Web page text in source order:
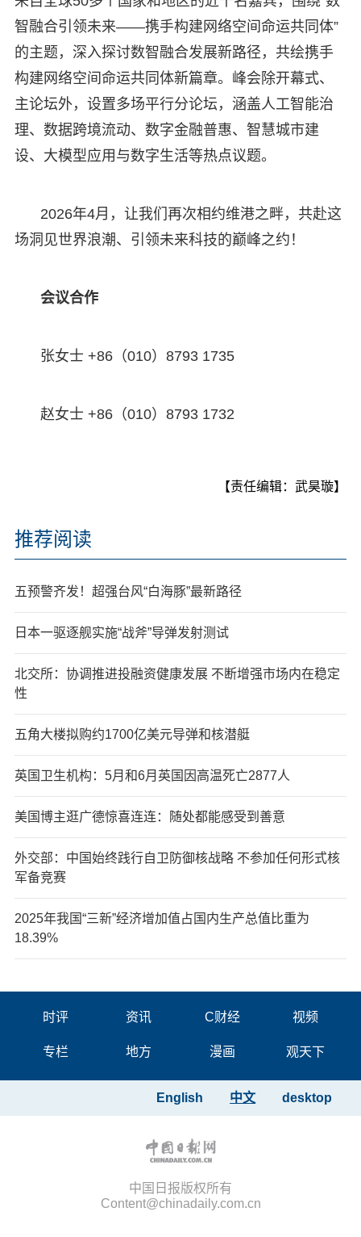
智融合引领未来——携手构建网络空间命运共同体”
的主题，深入探讨数智融合发展新路径，共绘携手
构建网络空间命运共同体新篇章。峰会除开幕式、
主论坛外，设置多场平行分论坛，涵盖人工智能治
理、数据跨境流动、数字金融普惠、智慧城市建
设、大模型应用与数字生活等热点议题。
2026年4月，让我们再次相约维港之畔，共赴这
场洞见世界浪潮、引领未来科技的巅峰之约！
会议合作
张女士 +86（010）8793 1735
赵女士 +86（010）8793 1732
【责任编辑：武昊璇】
推荐阅读
五预警齐发！超强台风“白海豚”最新路径
日本一驱逐舰实施“战斧”导弹发射测试
北交所：协调推进投融资健康发展 不断增强市场内在稳定
性
五角大楼拟购约1700亿美元导弹和核潜艇
英国卫生机构：5月和6月英国因高温死亡2877人
美国博主逛广德惊喜连连：随处都能感受到善意
外交部：中国始终践行自卫防御核战略 不参加任何形式核
军备竞赛
2025年我国“三新”经济增加值占国内生产总值比重为
18.39%
时评 资讯 C财经 视频
专栏 地方 漫画 观天下
desktop
中文
English
中国日报版权所有
Content@chinadaily.com.cn